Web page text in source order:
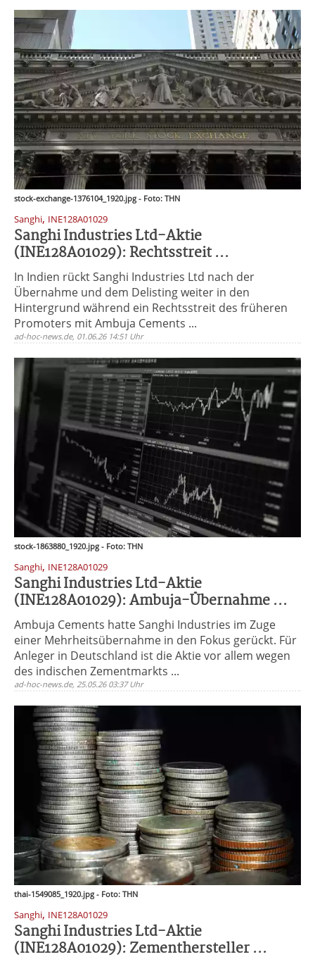
stock-exchange-1376104_1920.jpg - Foto: THN
Sanghi, INE128A01029
Sanghi Industries Ltd-Aktie
(INE128A01029): Rechtsstreit ...
In Indien rückt Sanghi Industries Ltd nach der
Übernahme und dem Delisting weiter in den
Hintergrund während ein Rechtsstreit des früheren
Promoters mit Ambuja Cements ...
ad-hoc-news.de, 01.06.26 14:51 Uhr
stock-1863880_1920.jpg - Foto: THN
Sanghi, INE128A01029
Sanghi Industries Ltd-Aktie
(INE128A01029): Ambuja-Übernahme ...
Ambuja Cements hatte Sanghi Industries im Zuge
einer Mehrheitsübernahme in den Fokus gerückt. Für
Anleger in Deutschland ist die Aktie vor allem wegen
des indischen Zementmarkts ...
ad-hoc-news.de, 25.05.26 03:37 Uhr
thai-1549085_1920.jpg - Foto: THN
Sanghi, INE128A01029
Sanghi Industries Ltd-Aktie
(INE128A01029): Zementhersteller ...